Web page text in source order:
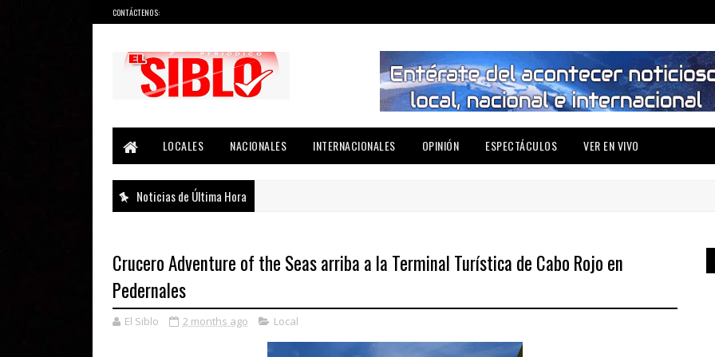
CONTÁCTENOS:
LOCALES
NACIONALES INTERNACIONALES OPINIÓN ESPECTÁCULOS VER EN VIVO
Noticias de Última Hora
Crucero Adventure of the Seas arriba a la Terminal Turística de Cabo Rojo en
Pedernales
El Siblo 2 months ago Local